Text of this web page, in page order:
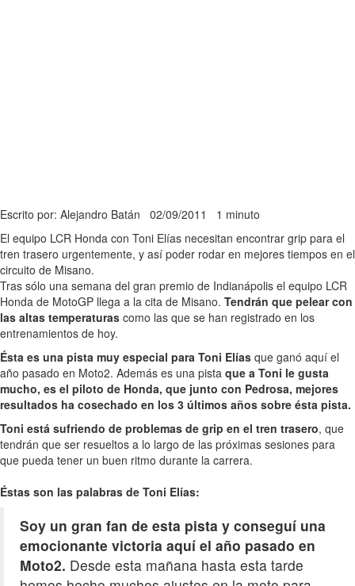
Escrito por: Alejandro Batán 02/09/2011 1 minuto
El equipo LCR Honda con Toni Elías necesitan encontrar grip para el
tren trasero urgentemente, y así poder rodar en mejores tiempos en el
circuito de Misano.
Tras sólo una semana del gran premio de Indianápolis el equipo LCR
Honda de MotoGP llega a la cita de Misano. Tendrán que pelear con
las altas temperaturas como las que se han registrado en los
entrenamientos de hoy.
Ésta es una pista muy especial para Toni Elías que ganó aquí el
año pasado en Moto2. Además es una pista que a Toni le gusta
mucho, es el piloto de Honda, que junto con Pedrosa, mejores
resultados ha cosechado en los 3 últimos años sobre ésta pista.
Toni está sufriendo de problemas de grip en el tren trasero, que
tendrán que ser resueltos a lo largo de las próximas sesiones para
que pueda tener un buen ritmo durante la carrera.
Éstas son las palabras de Toni Elías:
Soy un gran fan de esta pista y conseguí una
emocionante victoria aquí el año pasado en
Moto2. Desde esta mañana hasta esta tarde